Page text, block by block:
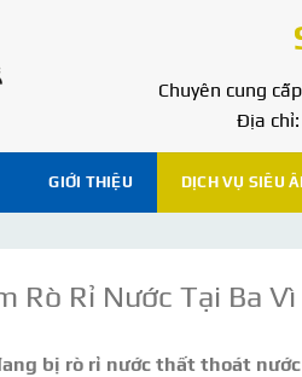
Chuyên cung
Địa
GIỚI THIỆU DỊCH VỤ SIÊU
Rò Rỉ Nước Tại Ba
bị rò rỉ nước thất thoát